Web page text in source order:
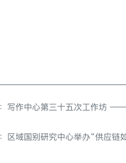
写作中心第三十五次工作坊
区域国别研究中心举办“供应链